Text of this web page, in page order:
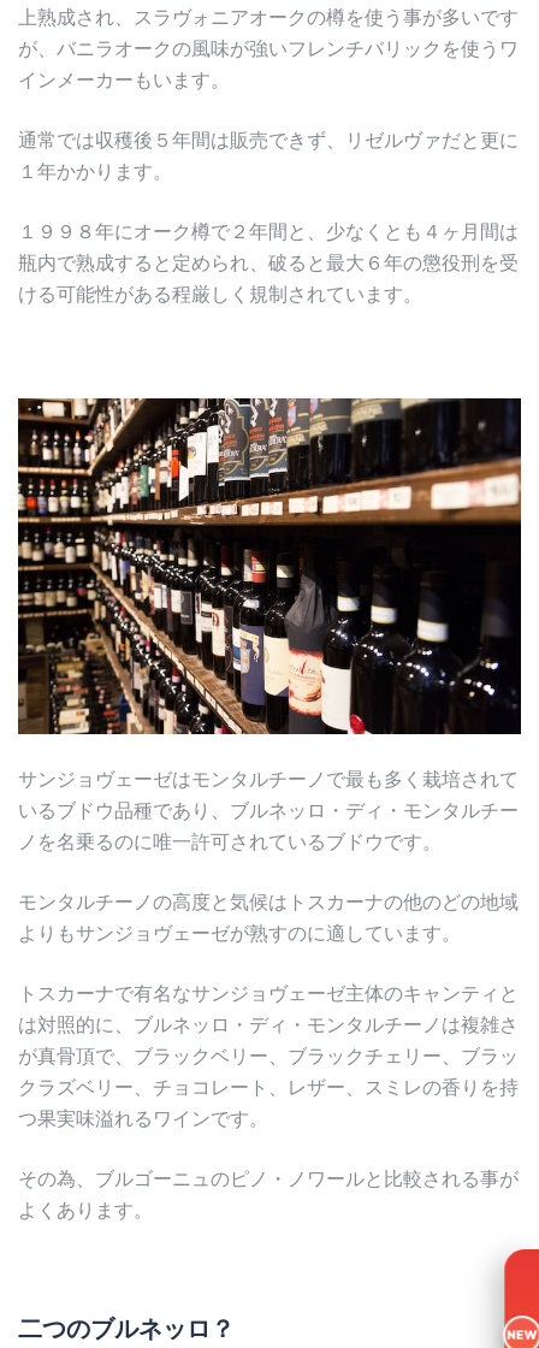
上熟成され、スラヴォニアオークの樽を使う事が多いです
が、バニラオークの風味が強いフレンチバリックを使うワ
インメーカーもいます。
通常では収穫後５年間は販売できず、リゼルヴァだと更に
１年かかります。
１９９８年にオーク樽で２年間と、少なくとも４ヶ月間は
瓶内で熟成すると定められ、破ると最大６年の懲役刑を受
ける可能性がある程厳しく規制されています。
サンジョヴェーゼはモンタルチーノで最も多く栽培されて
いるブドウ品種であり、ブルネッロ・ディ・モンタルチー
ノを名乗るのに唯一許可されているブドウです。
モンタルチーノの高度と気候はトスカーナの他のどの地域
よりもサンジョヴェーゼが熟すのに適しています。
トスカーナで有名なサンジョヴェーゼ主体のキャンティと
は対照的に、ブルネッロ・ディ・モンタルチーノは複雑さ
が真骨頂で、ブラックベリー、ブラックチェリー、ブラッ
クラズベリー、チョコレート、レザー、スミレの香りを持
つ果実味溢れるワインです。
その為、ブルゴーニュのピノ・ノワールと比較される事が
よくあります。
二つのブルネッロ？ NEW